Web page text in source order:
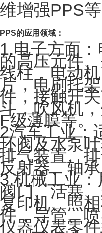
维增强PPS等
PPS的应用领域：
1.电子方面
的高压元件
线柱，电动
片，电刷托
件，接触开
斗，吹风机
F级薄膜等。
2汽车工业：
环阀及水泵
排气装置、
反射器、轴
3.机械工业
阀门、活塞
复印机、照
件，导管、
仪器仪表零